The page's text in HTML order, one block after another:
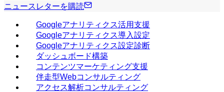
ニュースレターを購読
Googleアナリティクス活用支援
Googleアナリティクス導入設定
Googleアナリティクス設定診断
ダッシュボード構築
コンテンツマーケティング支援
伴走型Webコンサルティング
アクセス解析コンサルティング